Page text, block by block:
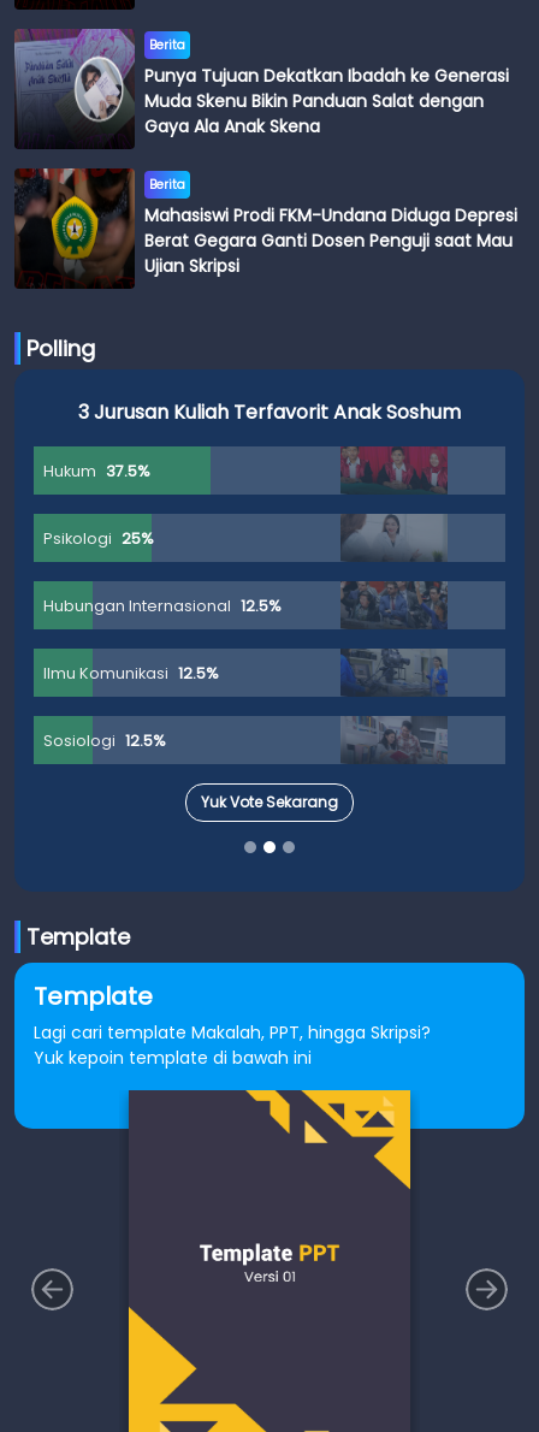
Berita
Punya Tujuan Dekatkan Ibadah ke Generasi
Muda Skenu Bikin Panduan Salat dengan
Gaya Ala Anak Skena
Berita
Mahasiswi Prodi FKM-Undana Diduga Depresi
Berat Gegara Ganti Dosen Penguji saat Mau
Ujian Skripsi
Polling
3 Jurusan Kuliah Terfavorit Anak Soshum
Hukum 37.5%
Psikologi 25%
Hubungan Internasional 12.5%
Ilmu Komunikasi 12.5%
Sosiologi 12.5%
Yuk Vote Sekarang
Template
Template
Lagi cari template Makalah, PPT, hingga Skripsi?
Yuk kepoin template di bawah ini